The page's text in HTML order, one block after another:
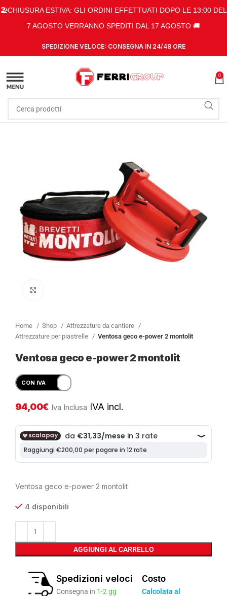
🏖️CHIUSURA ESTIVA: GLI ORDINI EFFETTUATI DOPO LE 13:00 DEL
7 AGOSTO VERRANNO SPEDITI DAL 17 AGOSTO 🚚
SPEDIZIONE VELOCE: CONSEGNA IN 24/48 ORE
0
Home Shop
Attrezzature da cantiere
Attrezzature per piastrelle
Ventosa geco e-power 2 montolit
Ventosa geco e-power 2 montolit
94,00€ Iva Inclusa IVA incl.
Ventosa geco e-power 2 montolit
4 disponibili
AGGIUNGI AL CARRELLO
Spedizioni veloci
Consegna in 1-2 gg
Costo
Calcolata al